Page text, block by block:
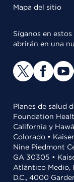
Mapa del sitio
Síganos en
abrirán en una
Planes de salud
Foundation
California y
Colorado •
Nine Piedmont
GA 30305 •
Atlántico Medio,
D.C., 4000